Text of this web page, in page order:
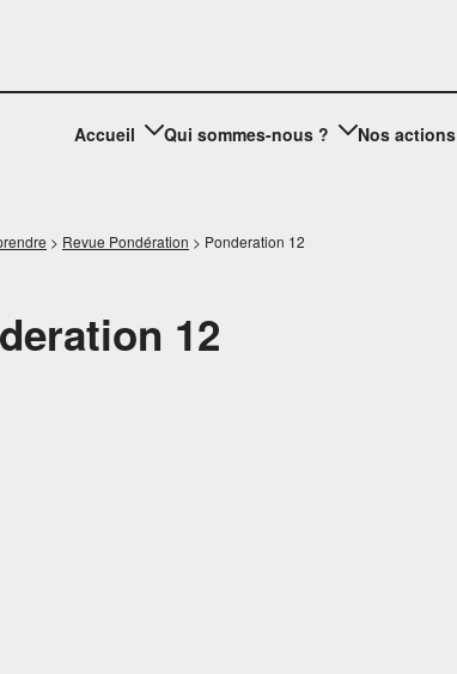
Accueil Qui sommes-nous ? Nos actions
> Revue Pondération > Ponderation 12
12